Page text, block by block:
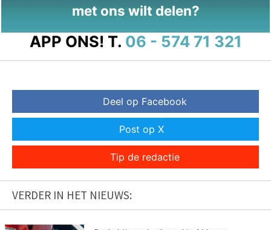
met ons wilt delen?
APP ONS! T. 06 - 574 71 321
Deel op Facebook
Post op X
Tip de redactie
VERDER IN HET NIEUWS: